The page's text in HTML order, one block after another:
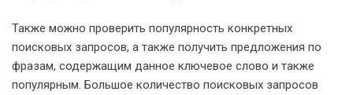
Также можно проверить популярность конкретных
поисковых запросов, а также получить предложения по
фразам, содержащим данное ключевое слово и также
популярным. Большое количество поисковых запросов